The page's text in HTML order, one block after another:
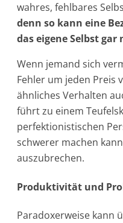
wahres, fehlbares
denn so kann eine
das eigene Selbst
Wenn jemand sich
Fehler um jeden Preis
ähnliches Verhalten
führt zu einem
perfektionistischen
schwerer machen
auszubrechen.
Produktivität und
Paradoxerweise kann